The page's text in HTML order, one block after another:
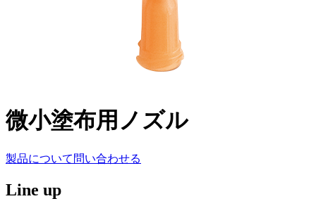
微小塗布用ノズル
製品について問い合わせる
Line up